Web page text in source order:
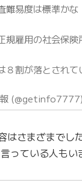
難易度は標準かな
規雇用の社会保険
８割が落とされて
(@getinfo7777)
はさまざまで
っている人もい